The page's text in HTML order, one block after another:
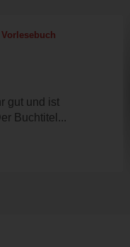
gut und ist
Buchtitel...